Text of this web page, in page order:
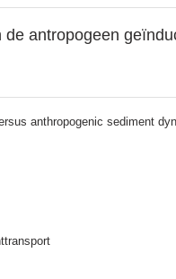
antropogeen
anthropogenic sediment